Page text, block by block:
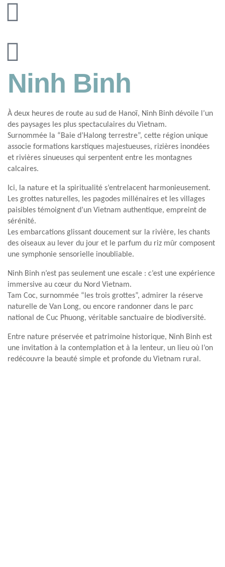
Ninh Binh
À deux heures de route au sud de Hanoï, Ninh Binh dévoile l’un
des paysages les plus spectaculaires du Vietnam.
Surnommée la “Baie d’Halong terrestre”, cette région unique
associe formations karstiques majestueuses, rizières inondées
et rivières sinueuses qui serpentent entre les montagnes
calcaires.
Ici, la nature et la spiritualité s’entrelacent harmonieusement.
Les grottes naturelles, les pagodes millénaires et les villages
paisibles témoignent d’un Vietnam authentique, empreint de
sérénité.
Les embarcations glissant doucement sur la rivière, les chants
des oiseaux au lever du jour et le parfum du riz mûr composent
une symphonie sensorielle inoubliable.
Ninh Binh n’est pas seulement une escale : c’est une expérience
immersive au cœur du Nord Vietnam.
Tam Coc, surnommée “les trois grottes”, admirer la réserve
naturelle de Van Long, ou encore randonner dans le parc
national de Cuc Phuong, véritable sanctuaire de biodiversité.
Entre nature préservée et patrimoine historique, Ninh Binh est
une invitation à la contemplation et à la lenteur, un lieu où l’on
redécouvre la beauté simple et profonde du Vietnam rural.